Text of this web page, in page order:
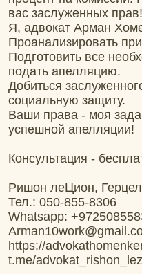
вас заслуженных прав!
Я, адвокат Арман
Проанализировать
Подготовить все
подать апелляцию.
Добиться
социальную защиту.
Ваши права - моя
успешной апелляции!
Консультация -
Ришон леЦион,
Тел.: 050-855-8306
Whatsapp:
https://
t.me/